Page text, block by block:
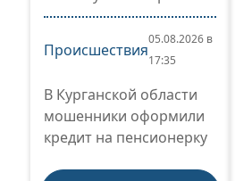
Происшествия
05.08.2026 в
17:35
В Курганской области
мошенники оформили
кредит на пенсионерку